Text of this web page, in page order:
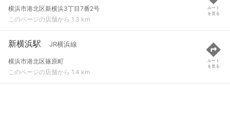
横浜市港北区新横浜3丁目7番2号
このページの店舗から 1.3 km
ルート
を見る
新横浜駅 JR横浜線
横浜市港北区篠原町
このページの店舗から 1.4 km
ルート
を見る